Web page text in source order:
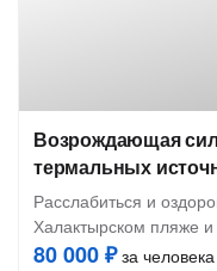
Возрождающая
термальных
Расслабиться и
Халактырском пляже и
80 000 ₽за человека